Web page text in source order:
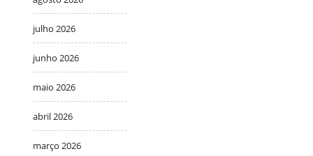
julho 2026
junho 2026
maio 2026
abril 2026
março 2026